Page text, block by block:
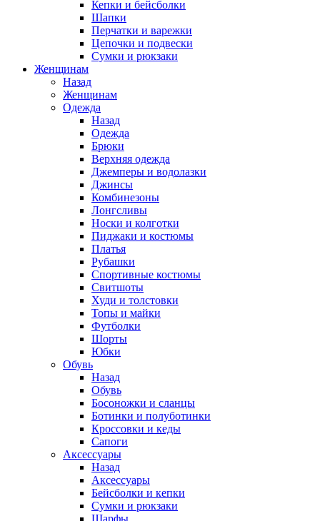
Кепки и бейсболки
Шапки
Перчатки и варежки
Цепочки и подвески
Сумки и рюкзаки
Женщинам
Назад
Женщинам
Одежда
Назад
Одежда
Брюки
Верхняя одежда
Джемперы и водолазки
Джинсы
Комбинезоны
Лонгсливы
Носки и колготки
Пиджаки и костюмы
Платья
Рубашки
Спортивные костюмы
Свитшоты
Худи и толстовки
Топы и майки
Футболки
Шорты
Юбки
Обувь
Назад
Обувь
Босоножки и сланцы
Ботинки и полуботинки
Кроссовки и кеды
Сапоги
Аксессуары
Назад
Аксессуары
Бейсболки и кепки
Сумки и рюкзаки
Шарфы